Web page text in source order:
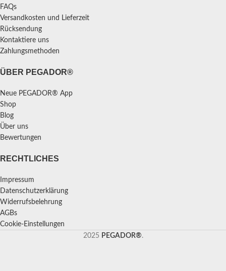
FAQs
Versandkosten und Lieferzeit
Rücksendung
Kontaktiere uns
Zahlungsmethoden
ÜBER PEGADOR®
Neue PEGADOR® App
Shop
Blog
Über uns
Bewertungen
RECHTLICHES
Impressum
Datenschutzerklärung
Widerrufsbelehrung
AGBs
Cookie-Einstellungen
2025 PEGADOR®.